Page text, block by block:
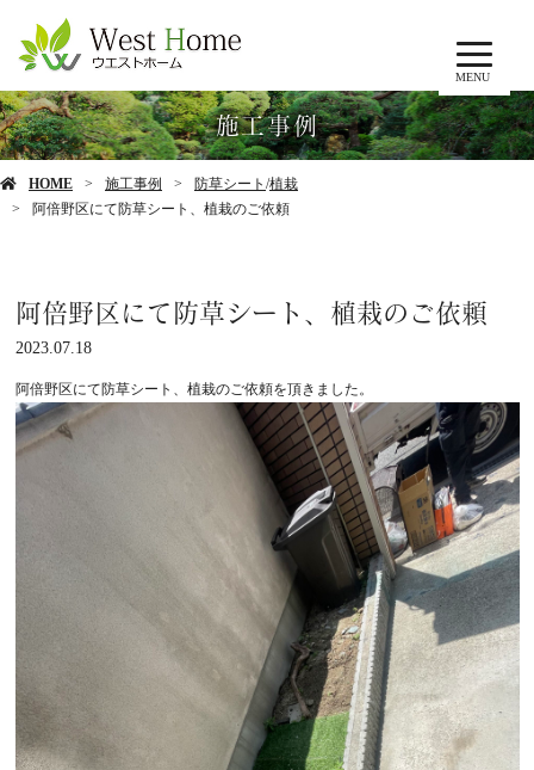
MENU
施工事例
HOME 施工事例 防草シート /植栽
阿倍野区にて防草シート、植栽のご依頼
阿倍野区にて防草シート、植栽のご依頼
2023.07.18
阿倍野区にて防草シート、植栽のご依頼を頂きました。